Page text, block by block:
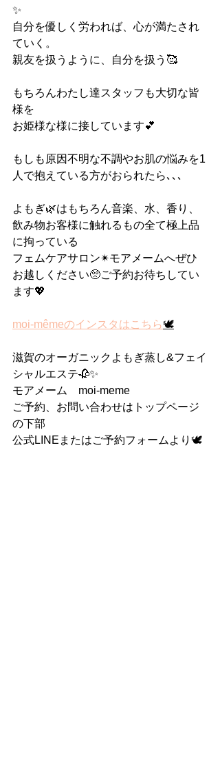
✨
自分を優しく労われば、心が満たされ
ていく。
親友を扱うように、自分を扱う🥰
もちろんわたし達スタッフも大切な皆
様を
お姫様な様に接しています💕
もしも原因不明な不調やお肌の悩みを1
人で抱えている方がおられたら､､､
よもぎ🌿はもちろん音楽、水、香り、
飲み物お客様に触れるもの全て極上品
に拘っている
フェムケアサロン✴︎モアメームへぜひ
お越しください🥺ご予約お待ちしてい
ます💖
moi-mêmeのインスタはこちら🕊
滋賀のオーガニックよもぎ蒸し&フェイ
シャルエステ🥀✨
モアメーム　moi-meme
ご予約、お問い合わせはトップページ
の下部
公式LINEまたはご予約フォームより🕊